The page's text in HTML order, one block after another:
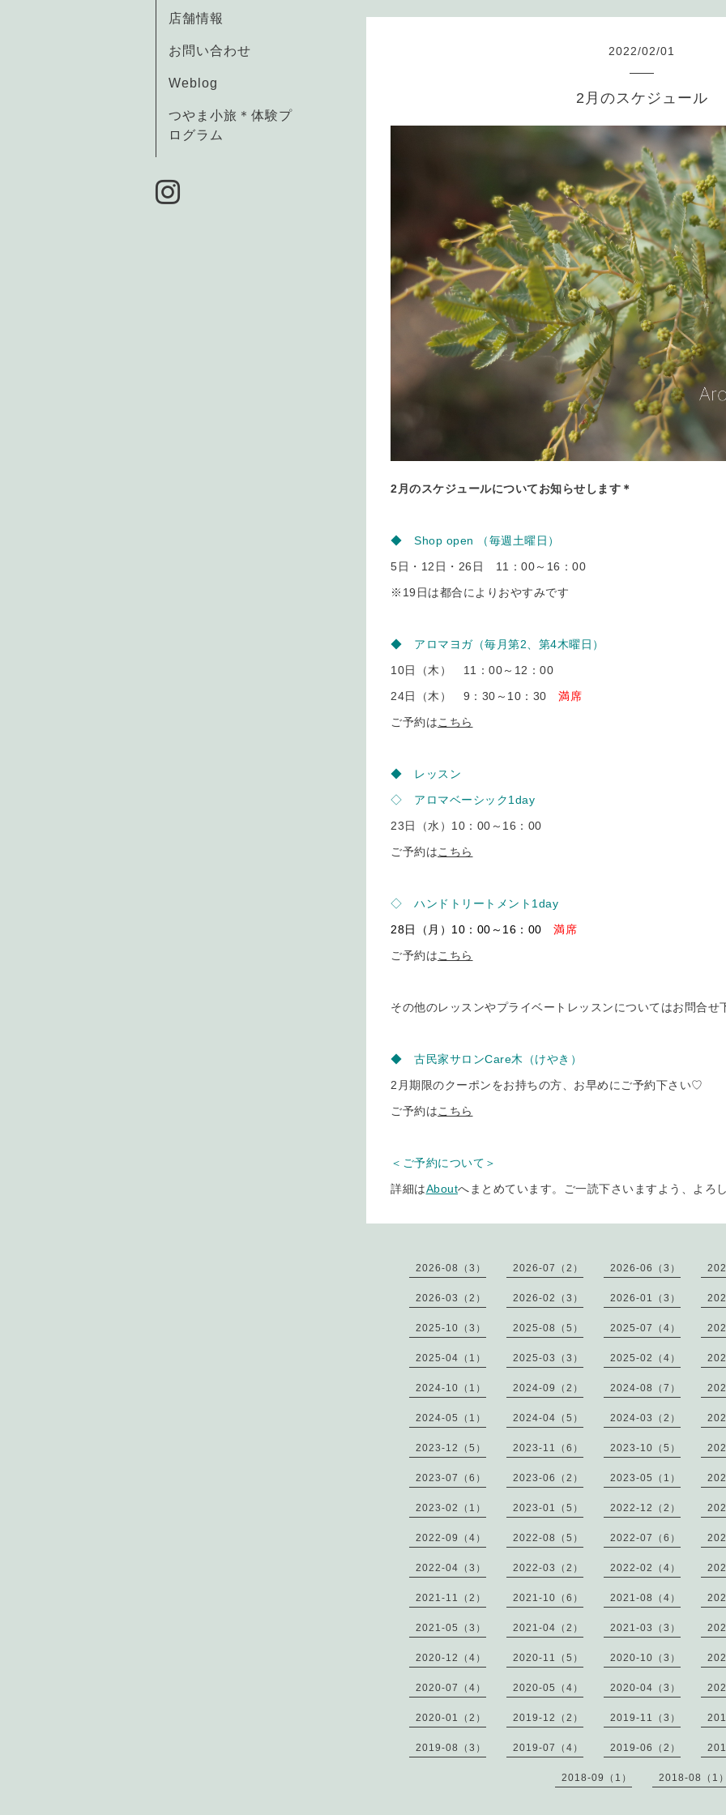
店舗情報
お問い合わせ
Weblog
つやま小旅＊体験プ
ログラム
2022/02/01
2月のスケジュール
2月のスケジュールについてお知らせします＊
◆ Shop open
（毎週土曜日）
5日・12日・26日 11：00～16：00
※19日は都合によりおやすみです
◆ アロマヨガ（毎月第2、第4木曜日）
10日（木） 11：00～12：00
24日（木） 9：30～10：30 満席
ご予約はこちら
◆ レッスン
◇ アロマベーシック1day
23日（水）10：00～16：00
ご予約はこちら
◇ ハンドトリートメント1day
28日（月）10：00～16：00 満席
ご予約はこちら
その他のレッスンやプライベートレッスンについてはお問合せ
◆ 古民家サロンCare木（けやき）
2月期限のクーポンをお持ちの方、お早めにご予約下さい♡
ご予約はこちら
＜ご予約について＞
詳細はAboutへまとめています。ご一読下さいますよう、よろ
2026-08（3） 2026-07（2） 2026-06（3）
2026-03（2） 2026-02（3） 2026-01（3）
2025-10（3） 2025-08（5） 2025-07（4）
2025-04（1） 2025-03（3） 2025-02（4）
2024-10（1） 2024-09（2） 2024-08（7）
2024-05（1） 2024-04（5） 2024-03（2）
2023-12（5） 2023-11（6） 2023-10（5）
2023-07（6） 2023-06（2） 2023-05（1）
2023-02（1） 2023-01（5） 2022-12（2）
2022-09（4） 2022-08（5） 2022-07（6）
2022-04（3） 2022-03（2） 2022-02（4）
2021-11（2） 2021-10（6） 2021-08（4）
2021-05（3） 2021-04（2） 2021-03（3）
2020-12（4） 2020-11（5） 2020-10（3）
2020-07（4） 2020-05（4） 2020-04（3）
2020-01（2） 2019-12（2） 2019-11（3）
2019-08（3） 2019-07（4） 2019-06（2）
2018-09（1） 2018-08（1